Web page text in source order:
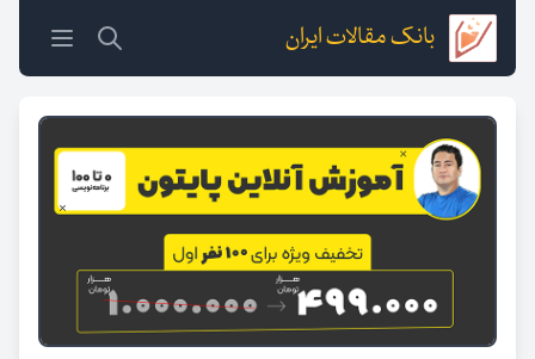
بانک مقالات ایران